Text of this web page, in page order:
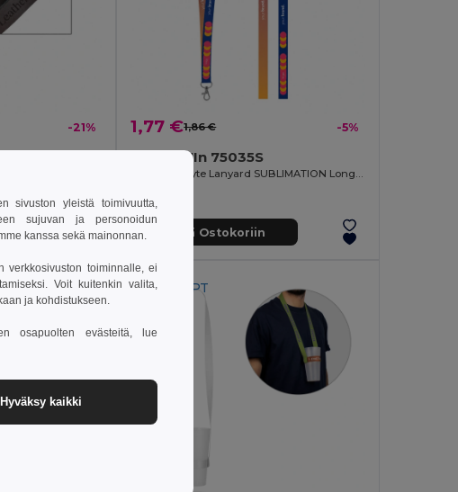
-21% 1,77 €1,86 € -5%
Lanyard'In 75035S
Painettu näyte Lanyard SUBLIMATION Long II (20 mm) polyesteriä
Lisää Ostokoriin
Made in PT
sivuston yleistä toimivuutta,
sujuvan ja personoidun
kanssa sekä mainonnan.
verkkosivuston toiminnalle, ei
Voit kuitenkin valita,
ja kohdistukseen.
osapuolten evästeitä, lue
Hyväksy kaikki